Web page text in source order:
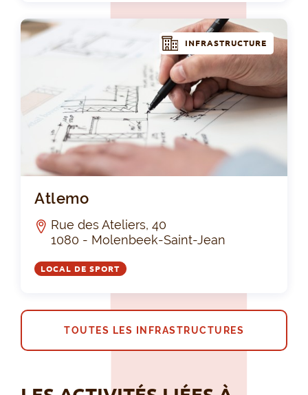
INFRASTRUCTURE
Atlemo
Rue des Ateliers, 40
1080 - Molenbeek-Saint-Jean
LOCAL DE SPORT
TOUTES LES INFRASTRUCTURES